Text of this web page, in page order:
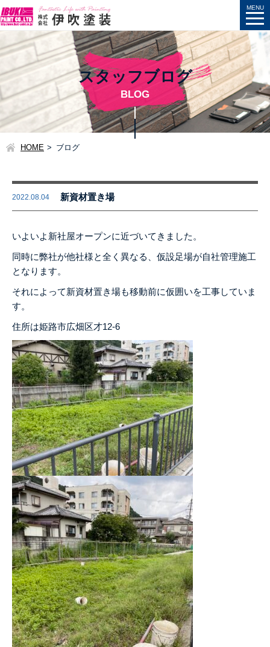
スタッフブログ
BLOG
HOME ブログ
2022.08.04 新資材置き場
いよいよ新社屋オープンに近づいてきました。
同時に弊社が他社様と全く異なる、仮設足場が自社管理施工
となります。
それによって新資材置き場も移動前に仮囲いを工事していま
す。
住所は姫路市広畑区才12-6